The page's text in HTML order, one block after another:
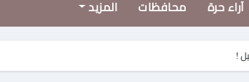
آراء حرة محافظات المزيد
!